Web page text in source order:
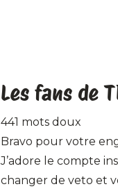
Les fans de
441 mots doux
Bravo pour votre
J’adore le compte
changer de veto et